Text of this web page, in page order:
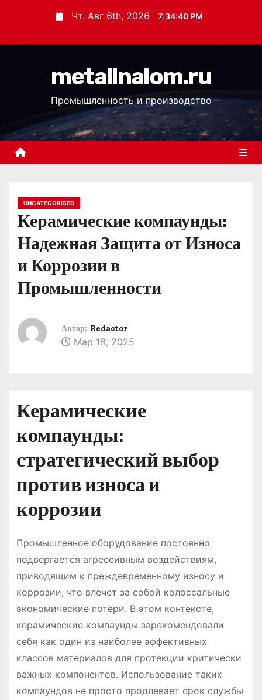
с
Чт. Авг 6th, 2026 7:34:41 PM
metallnalom.ru
Промышленность и производство
UNCATEGORISED
Керамические компаунды:
Надежная Защита от Износа
и Коррозии в
Промышленности
Автор: Redactor
Мар 18, 2025
Керамические
компаунды:
стратегический выбор
против износа и
коррозии
Промышленное оборудование постоянно
подвергается агрессивным воздействиям,
приводящим к преждевременному износу и
коррозии, что влечет за собой колоссальные
экономические потери. В этом контексте,
керамические компаунды зарекомендовали
себя как один из наиболее эффективных
классов материалов для протекции критически
важных компонентов. Использование таких
компаундов не просто продлевает срок службы